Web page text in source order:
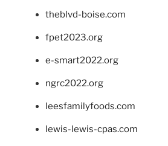
theblvd-boise.com
fpet2023.org
e-smart2022.org
ngrc2022.org
leesfamilyfoods.com
lewis-lewis-cpas.com